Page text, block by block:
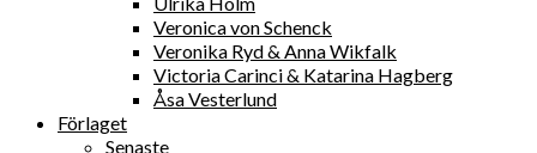
Veronica von Schenck
Veronika Ryd & Anna Wikfalk
Victoria Carinci & Katarina Hagberg
Åsa Vesterlund
Förlaget
Senaste